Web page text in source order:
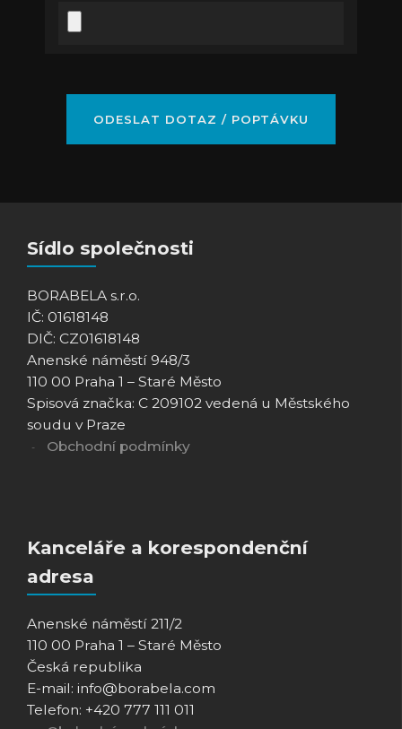
Sídlo společnosti
BORABELA s.r.o.
IČ: 01618148
DIČ: CZ01618148
Anenské náměstí 948/3
110 00 Praha 1 – Staré Město
Spisová značka: C 209102 vedená u Městského
soudu v Praze
Obchodní podmínky
Kanceláře a korespondenční
adresa
Anenské náměstí 211/2
110 00 Praha 1 – Staré Město
Česká republika
E-mail: info@borabela.com
Telefon: +420 777 111 011